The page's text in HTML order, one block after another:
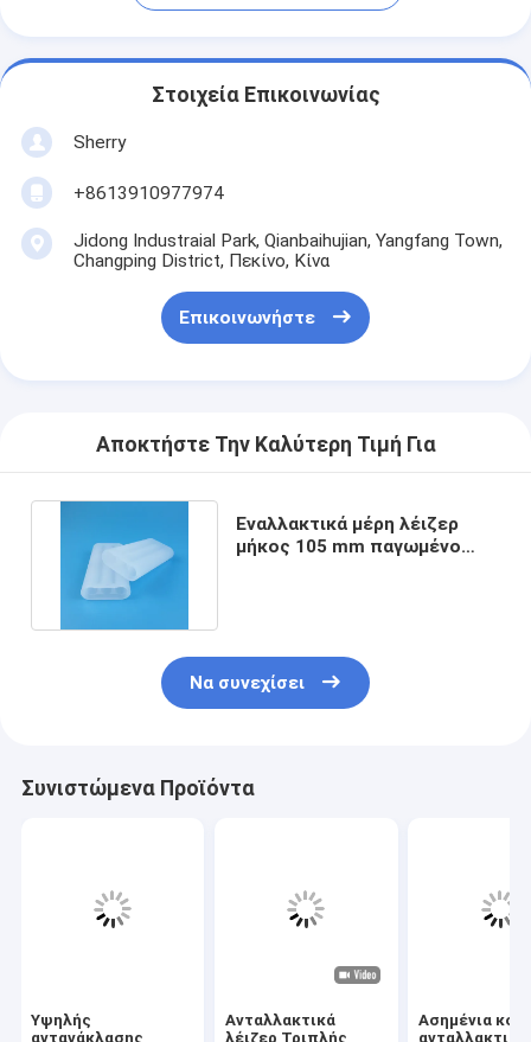
Στοιχεία Επικοινωνίας
Sherry
+8613910977974
Jidong Industraial Park, Qianbaihujian, Yangfang Town,
Changping District, Πεκίνο, Κίνα
Επικοινωνήστε
Αποκτήστε Την Καλύτερη Τιμή Για
Εναλλακτικά μέρη λέιζερ
μήκος 105 mm παγωμένο
Να συνεχίσει
Συνιστώμενα Προϊόντα
Υψηλής
αντανάκλασης
Ανταλλακτικά
λέιζερ Τριπλής
Ασημένια